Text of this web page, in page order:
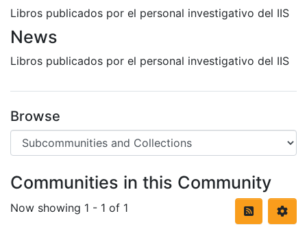
Libros publicados por el personal investigativo del IIS
News
Libros publicados por el personal investigativo del IIS
Browse
Communities in this Community
Now showing 1 - 1 of 1